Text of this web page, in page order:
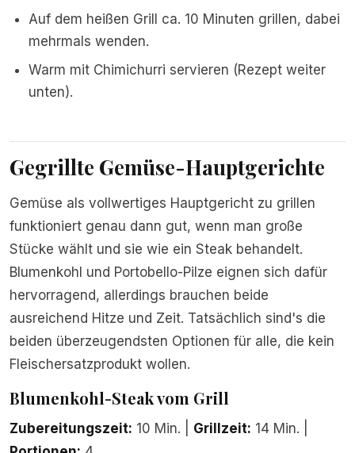
Auf dem heißen Grill ca. 10 Minuten grillen, dabei
mehrmals wenden.
Warm mit Chimichurri servieren (Rezept weiter
unten).
Gegrillte Gemüse-Hauptgerichte
Gemüse als vollwertiges Hauptgericht zu grillen
funktioniert genau dann gut, wenn man große
Stücke wählt und sie wie ein Steak behandelt.
Blumenkohl und Portobello-Pilze eignen sich dafür
hervorragend, allerdings brauchen beide
ausreichend Hitze und Zeit. Tatsächlich sind's die
beiden überzeugendsten Optionen für alle, die kein
Fleischersatzprodukt wollen.
Blumenkohl-Steak vom Grill
Zubereitungszeit: 10 Min. | Grillzeit: 14 Min. |